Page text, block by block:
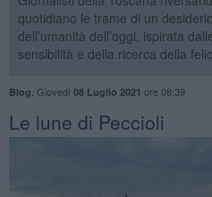
quotidiano le trame di un
dell’umanità dell’oggi, ispirata
sensibilità e della ricerca della
Blog Giovedì 08 Luglio 2021 ore 08:39
​Le lune di Peccioli